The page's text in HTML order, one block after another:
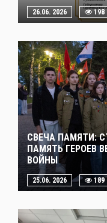
26.06. 2026 198
СВЕЧА ПАМЯТИ:
ПАМЯТЬ ГЕРОЕВ
ВОЙНЫ
25.06. 2026 189